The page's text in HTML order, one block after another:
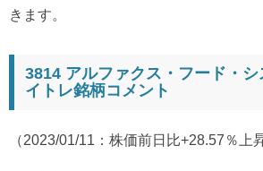
きます。
3814 アルファクス・フード・
イトレ銘柄コメント
（2023/01/11：株価前日比+28.57％上